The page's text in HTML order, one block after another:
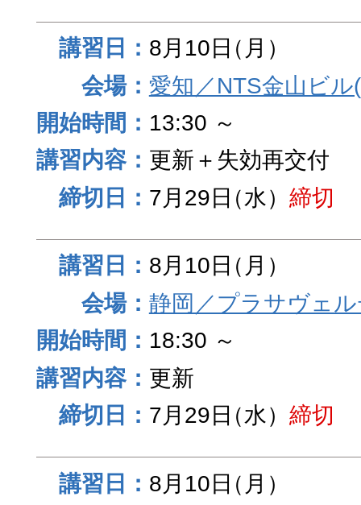
8月10日（月）
愛知／NTS金山ビ
13:30 ～
更新＋失効再交付
7月29日（水） 締切
8月10日（月）
静岡／プラサヴェ
18:30 ～
更新
7月29日（水） 締切
8月10日（月）